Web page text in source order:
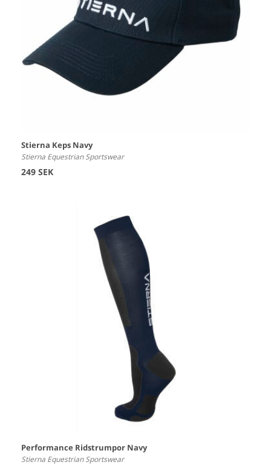
Stierna Keps Navy
Stierna Equestrian Sportswear
249 SEK
Performance Ridstrumpor Navy
Stierna Equestrian Sportswear